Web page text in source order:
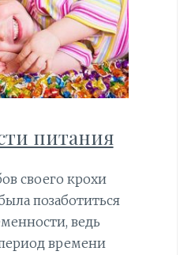
питания
своего крохи
позаботиться
ведь
времени